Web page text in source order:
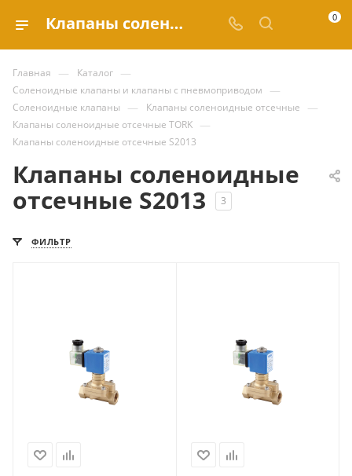
Клапаны соленоидные отсечные S2013 купить по выгодным ценам в каталоге Valve.ru 0
Главная — Каталог —
Соленоидные клапаны и клапаны с пневмоприводом —
Соленоидные клапаны — Клапаны соленоидные отсечные —
Клапаны соленоидные отсечные TORK —
Клапаны соленоидные отсечные S2013
Клапаны соленоидные
отсечные S2013
3
ФИЛЬТР